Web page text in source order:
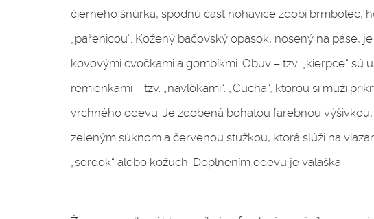
čierneho šnúrka, spodnú časť nohavice zdobí brmbolec,
„pařenicou“. Kožený bačovský opasok, nosený na páse,
kovovými cvočkami a gombíkmi. Obuv – tzv. „kierpce“ sú
remienkami – tzv. „navlôkami“. „Cucha“, ktorou si muži
vrchného odevu. Je zdobená bohatou farebnou
zeleným súknom a červenou stužkou, ktorá slúži na
„serdok“ alebo kožuch. Doplnením odevu je valaška.